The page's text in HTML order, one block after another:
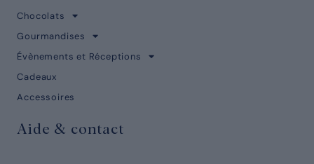
Chocolats
Gourmandises
Évènements et Réceptions
Cadeaux
Accessoires
Aide & contact